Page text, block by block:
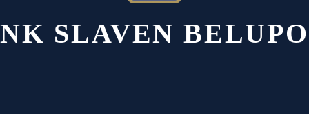
NK SLAVEN BELUPO